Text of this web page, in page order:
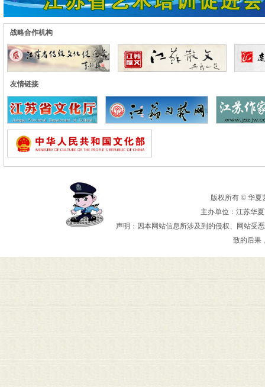
战略合作机构
友情链接
版权所有 © 华夏
主办单位：江苏华
声明：因本网站信息所涉及到的侵权、网站受
致的后果